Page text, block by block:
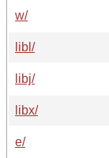
w/
libl/
libj/
libx/
e/